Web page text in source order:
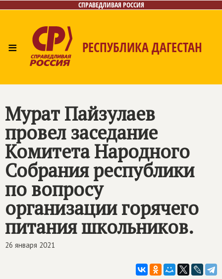
СПРАВЕДЛИВАЯ РОССИЯ
≡ РЕСПУБЛИКА ДАГЕСТАН
Контакты
Мурат Пайзулаев
провел заседание
Комитета Народного
Собрания республики
по вопросу
организации горячего
питания школьников.
26 января 2021